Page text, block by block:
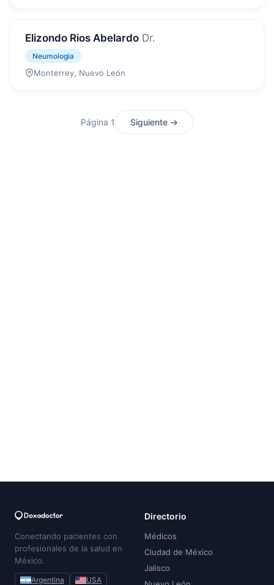
Elizondo Rios Abelardo Dr.
Neumologia
Monterrey, Nuevo León
Página 1 Siguiente →
Conectando pacientes con
profesionales de la salud en
México.
Argentina USA
Directorio
Médicos
Ciudad de México
Jalisco